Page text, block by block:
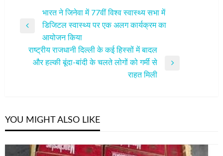
नेविगेशन
भारत ने जिनेवा में 77वीं विश्व स्वास्थ्य सभा में
डिजिटल स्वास्थ्य पर एक अलग कार्यक्रम का
आयोजन किया
राष्ट्रीय राजधानी दिल्ली के कई हिस्सों में बादल
और हल्की बूंदा-बांदी के चलते लोगों को गर्मी से
राहत मिली
YOU MIGHT ALSO LIKE